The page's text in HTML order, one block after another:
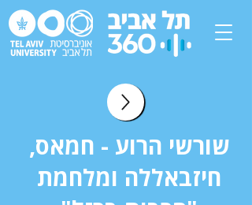
שורשי הרוע - חמאס,
חיזבאללה ומלחמת